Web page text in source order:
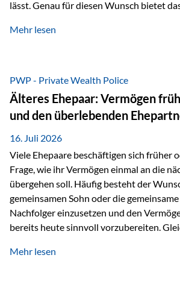
lässt. Genau für diesen Wunsch bietet
Vienna-Life eine interessante Lösung. Es
Ausgangssituation Stellen Sie sich
Großeltern haben über viele Jahre
Wunsch ist es, dieses Vermögen nicht
Kindern, sondern langfristig auch den
Mehr lesen
PWP - Private Wealth Police
Älteres Ehepaar: Vermögen
und den überlebenden
16. Juli 2026
Viele Ehepaare beschäftigen sich früher
Frage, wie ihr Vermögen einmal an die
übergehen soll. Häufig besteht der
gemeinsamen Sohn oder die
Nachfolger einzusetzen und den
bereits heute sinnvoll vorzubereiten.
passiert, wenn einer der beiden verstirbt?
Mehr lesen